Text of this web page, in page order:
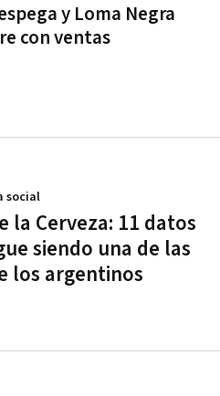
y Loma Negra
con ventas
la Cerveza: 11 datos
siendo una de las
los argentinos
social